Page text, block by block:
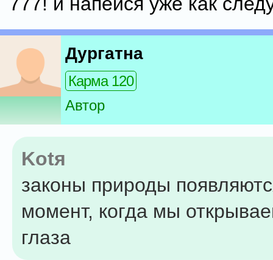
Дургатна
Карма 120
Автор
Kotя
законы природы
момент, когда мы
глаза